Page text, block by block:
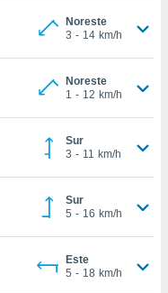
Noreste
3 - 14 km/h
Noreste
1 - 12 km/h
Sur
3 - 11 km/h
Sur
5 - 16 km/h
Este
5 - 18 km/h